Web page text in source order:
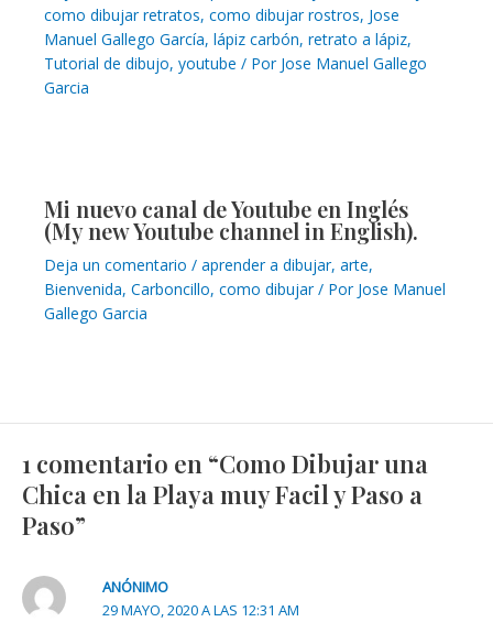
como dibujar retratos, como dibujar rostros, Jose
Manuel Gallego García, lápiz carbón, retrato a lápiz,
Tutorial de dibujo, youtube / Por Jose Manuel Gallego
Garcia
Mi nuevo canal de Youtube en Inglés
(My new Youtube channel in English).
Deja un comentario / aprender a dibujar, arte,
Bienvenida, Carboncillo, como dibujar/ Por Jose Manuel
Gallego Garcia
1 comentario en “Como Dibujar una
Chica en la Playa muy Facil y Paso a
Paso”
ANÓNIMO
29 MAYO, 2020 A LAS 12:31 AM